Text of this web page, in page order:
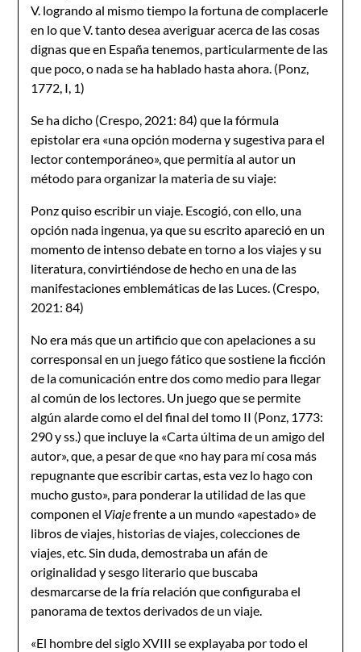
V. logrando al mismo tiempo la fortuna de complacerle
en lo que V. tanto desea averiguar acerca de las cosas
dignas que en España tenemos, particularmente de las
que poco, o nada se ha hablado hasta ahora. (Ponz,
1772, I, 1)
Se ha dicho (Crespo, 2021: 84) que la fórmula
epistolar era «una opción moderna y sugestiva para el
lector contemporáneo», que permitía al autor un
método para organizar la materia de su viaje:
Ponz quiso escribir un viaje. Escogió, con ello, una
opción nada ingenua, ya que su escrito apareció en un
momento de intenso debate en torno a los viajes y su
literatura, convirtiéndose de hecho en una de las
manifestaciones emblemáticas de las Luces. (Crespo,
2021: 84)
No era más que un artificio que con apelaciones a su
corresponsal en un juego fático que sostiene la ficción
de la comunicación entre dos como medio para llegar
al común de los lectores. Un juego que se permite
algún alarde como el del final del tomo II (Ponz, 1773:
290 y ss.) que incluye la «Carta última de un amigo del
autor», que, a pesar de que «no hay para mí cosa más
repugnante que escribir cartas, esta vez lo hago con
mucho gusto», para ponderar la utilidad de las que
componen el Viajefrente a un mundo «apestado» de
libros de viajes, historias de viajes, colecciones de
viajes, etc. Sin duda, demostraba un afán de
originalidad y sesgo literario que buscaba
desmarcarse de la fría relación que configuraba el
panorama de textos derivados de un viaje.
«El hombre del siglo XVIII se explayaba por todo el